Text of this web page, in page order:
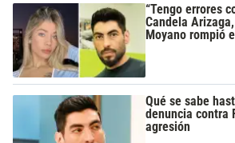
“Tengo errores
Candela
Moyano rompió
Qué se sabe
denuncia contra
agresión